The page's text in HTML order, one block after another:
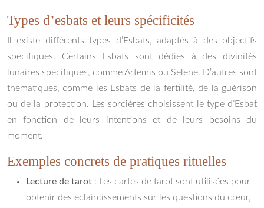
Types d’esbats et leurs spécificités
Il existe différents types d’Esbats, adaptés à des objectifs
spécifiques. Certains Esbats sont dédiés à des divinités
lunaires spécifiques, comme Artemis ou Selene. D’autres sont
thématiques, comme les Esbats de la fertilité, de la guérison
ou de la protection. Les sorcières choisissent le type d’Esbat
en fonction de leurs intentions et de leurs besoins du
moment.
Exemples concrets de pratiques rituelles
Lecture de tarot : Les cartes de tarot sont utilisées pour
obtenir des éclaircissements sur les questions du cœur,